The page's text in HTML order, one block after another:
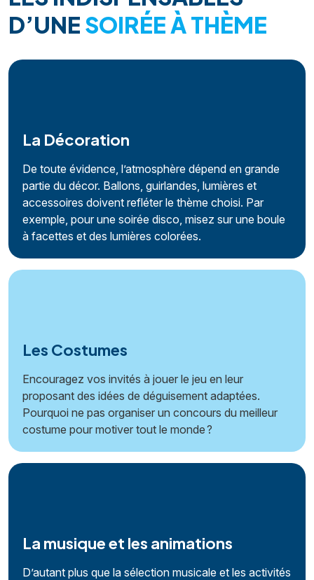
D’UNE SOIRÉE À THÈME
La Décoration
De toute évidence, l’atmosphère dépend en grande
partie du décor. Ballons, guirlandes, lumières et
accessoires doivent refléter le thème choisi. Par
exemple, pour une soirée disco, misez sur une boule
à facettes et des lumières colorées.
Les Costumes
Encouragez vos invités à jouer le jeu en leur
proposant des idées de déguisement adaptées.
Pourquoi ne pas organiser un concours du meilleur
costume pour motiver tout le monde ?
La musique et les animations
D’autant plus que la sélection musicale et les activités